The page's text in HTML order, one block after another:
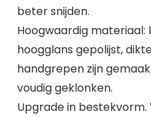
beter snijden.
Hoogwaardig materiaal:
hoogglans gepolijst,
handgrepen zijn
voudig geklonken.
Upgrade in bestekvorm.